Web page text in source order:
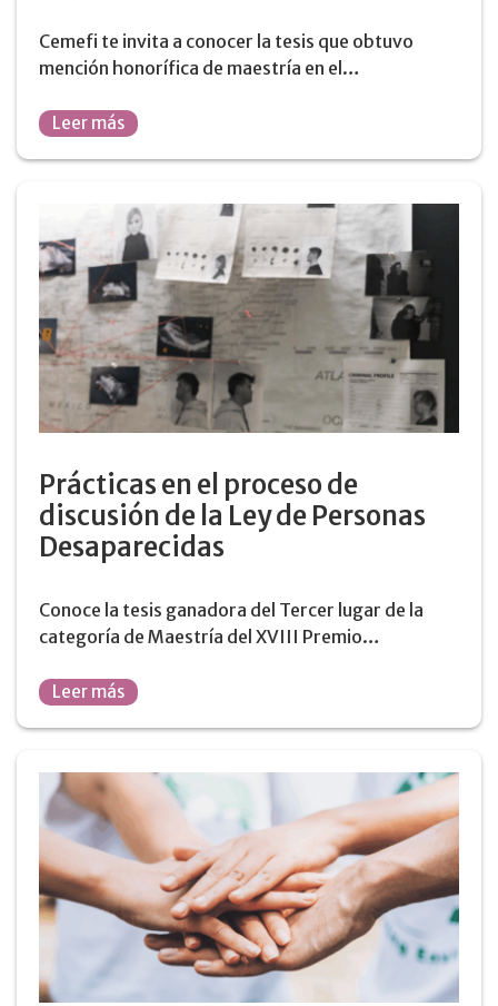
Cemefi te invita a conocer la tesis que obtuvo
mención honorífica de maestría en el…
Leer más
Prácticas en el proceso de
discusión de la Ley de Personas
Desaparecidas
Conoce la tesis ganadora del Tercer lugar de la
categoría de Maestría del XVIII Premio…
Leer más